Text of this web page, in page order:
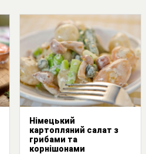
Німецький
картопляний салат з
грибами та
корнішонами